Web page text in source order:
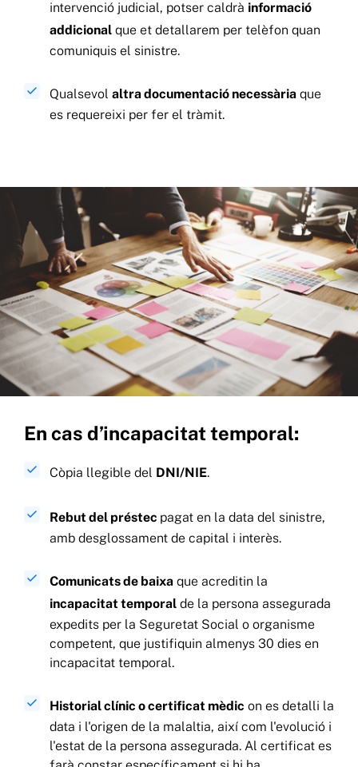
intervenció judicial, potser caldrà informació
addicional que et detallarem per telèfon quan
comuniquis el sinistre.
Qualsevol altra documentació necessària que
es requereixi per fer el tràmit.
En cas d’incapacitat temporal:
Còpia llegible del DNI/NIE.
Rebut del préstec pagat en la data del sinistre,
amb desglossament de capital i interès.
Comunicats de baixa que acreditin la
incapacitat temporal de la persona assegurada
expedits per la Seguretat Social o organisme
competent, que justifiquin almenys 30 dies en
incapacitat temporal.
Historial clínic o certificat mèdic on es detalli la
data i l'origen de la malaltia, així com l'evolució i
l'estat de la persona assegurada. Al certificat es